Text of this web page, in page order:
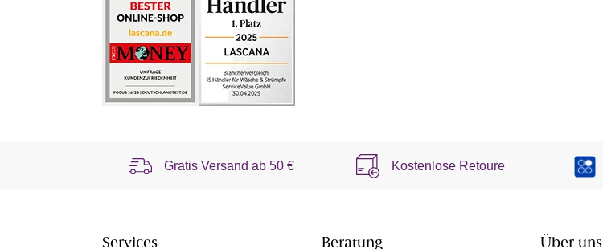
Gratis Versand ab50 € Kostenlose Retoure
Services Beratung Über uns